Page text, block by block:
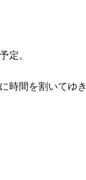
定。
時間を割いてゆき